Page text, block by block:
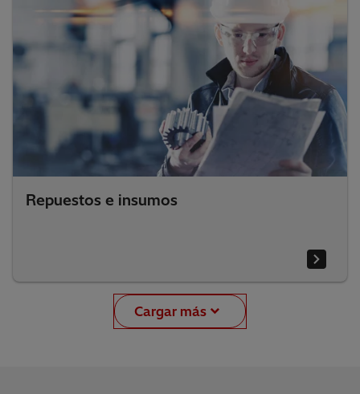
Repuestos e insumos
Cargar más